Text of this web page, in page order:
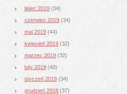
lipiec 2019 (34)
czerwiec 2019 (34)
maj 2019 (44)
kwiecień 2019 (32)
marzec 2019 (32)
luty 2019 (40)
styczeń 2019 (34)
grudzień 2018 (37)